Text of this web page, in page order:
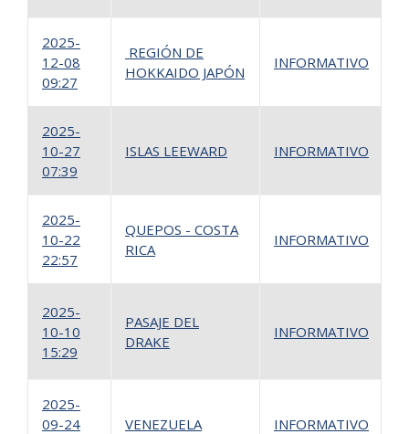
2025-
12-08
09:27
REGIÓN DE
HOKKAIDO JAPÓN
INFORMATIVO
2025-
10-27
07:39
ISLAS LEEWARD INFORMATIVO
2025-
10-22
22:57
QUEPOS - COSTA
RICA
INFORMATIVO
2025-
10-10
15:29
PASAJE DEL
DRAKE
INFORMATIVO
2025-
09-24
VENEZUELA INFORMATIVO